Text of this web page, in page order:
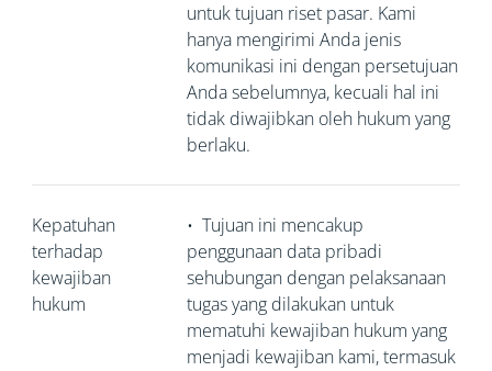
untuk tujuan riset pasar. Kami
hanya mengirimi Anda jenis
komunikasi ini dengan persetujuan
Anda sebelumnya, kecuali hal ini
tidak diwajibkan oleh hukum yang
berlaku.
Kepatuhan
terhadap
kewajiban
hukum
• Tujuan ini mencakup
penggunaan data pribadi
sehubungan dengan pelaksanaan
tugas yang dilakukan untuk
mematuhi kewajiban hukum yang
menjadi kewajiban kami, termasuk